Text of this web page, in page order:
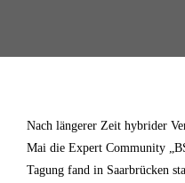
Nach längerer Zeit hybrider
Mai die Expert Community
Tagung fand in Saarbrücken